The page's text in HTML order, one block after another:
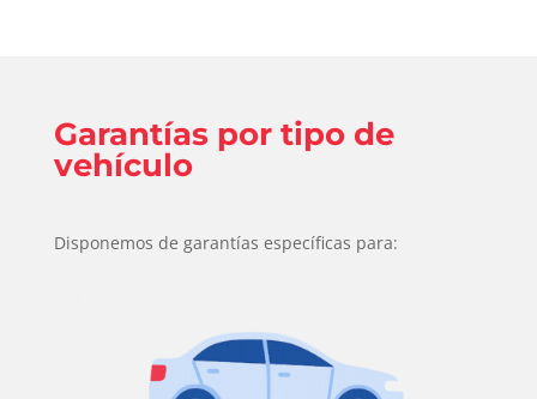
Garantías por tipo de
vehículo
Disponemos de garantías específicas para: